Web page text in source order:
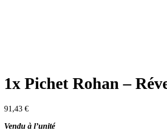
1x Pichet Rohan –
91,43 €
Vendu à l’unité